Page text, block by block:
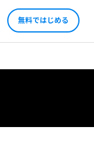
無料ではじめる